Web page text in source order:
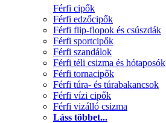
Férfi cipők
Férfi edzőcipők
Férfi flip-flopok és csúszdák
Férfi sportcipők
Férfi szandálok
Férfi téli csizma és hótaposók
Férfi tornacipők
Férfi túra- és túrabakancsok
Férfi vízi cipők
Férfi vizálló csizma
Láss többet...